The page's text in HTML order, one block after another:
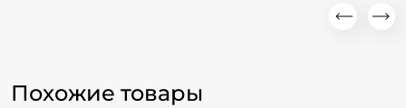
Похожие товары